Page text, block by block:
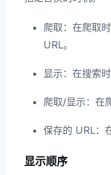
爬取：在爬取
URL。
显示：在搜索
爬取/显示：在
保存的 URL：
显示顺序